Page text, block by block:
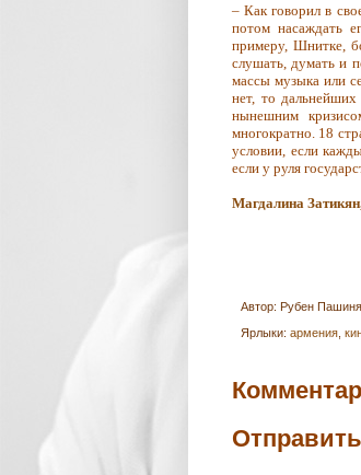
– Как говорил в
потом насаждать
примеру, Шнитке,
слушать, думать и
массы музыка или
нет, то
нынешним
многократно. 18
условии, если
если у руля
Магдалина
Автор: Рубен
Ярлыки: армения